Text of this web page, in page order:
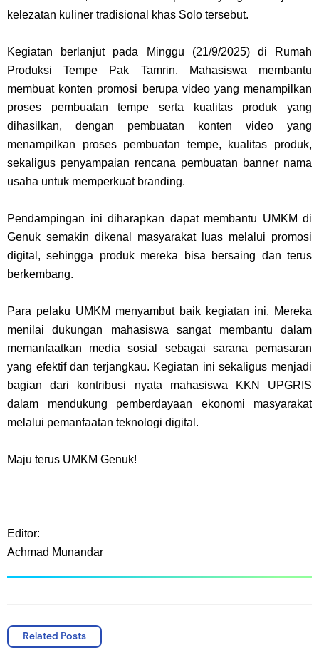
kelezatan kuliner tradisional khas Solo tersebut.
Kegiatan berlanjut pada Minggu (21/9/2025) di Rumah
Produksi Tempe Pak Tamrin. Mahasiswa membantu
membuat konten promosi berupa video yang menampilkan
proses pembuatan tempe serta kualitas produk yang
dihasilkan, dengan pembuatan konten video yang
menampilkan proses pembuatan tempe, kualitas produk,
sekaligus penyampaian rencana pembuatan banner nama
usaha untuk memperkuat branding.
Pendampingan ini diharapkan dapat membantu UMKM di
Genuk semakin dikenal masyarakat luas melalui promosi
digital, sehingga produk mereka bisa bersaing dan terus
berkembang.
Para pelaku UMKM menyambut baik kegiatan ini. Mereka
menilai dukungan mahasiswa sangat membantu dalam
memanfaatkan media sosial sebagai sarana pemasaran
yang efektif dan terjangkau. Kegiatan ini sekaligus menjadi
bagian dari kontribusi nyata mahasiswa KKN UPGRIS
dalam mendukung pemberdayaan ekonomi masyarakat
melalui pemanfaatan teknologi digital.
Maju terus UMKM Genuk!
Editor:
Achmad Munandar
Related Posts